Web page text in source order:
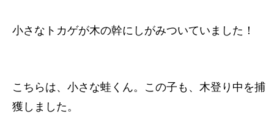
小さなトカゲが木の幹にしがみついていました！
こちらは、小さな蛙くん。この子も、木登り中を捕
獲しました。